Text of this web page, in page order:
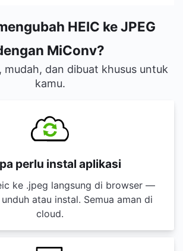
HEIC ke JPEG
MiConv?
mudah, dan dibuat khusus untuk
kamu.
perlu instal aplikasi
ke .jpeg langsung di browser —
atau instal. Semua aman di
cloud.